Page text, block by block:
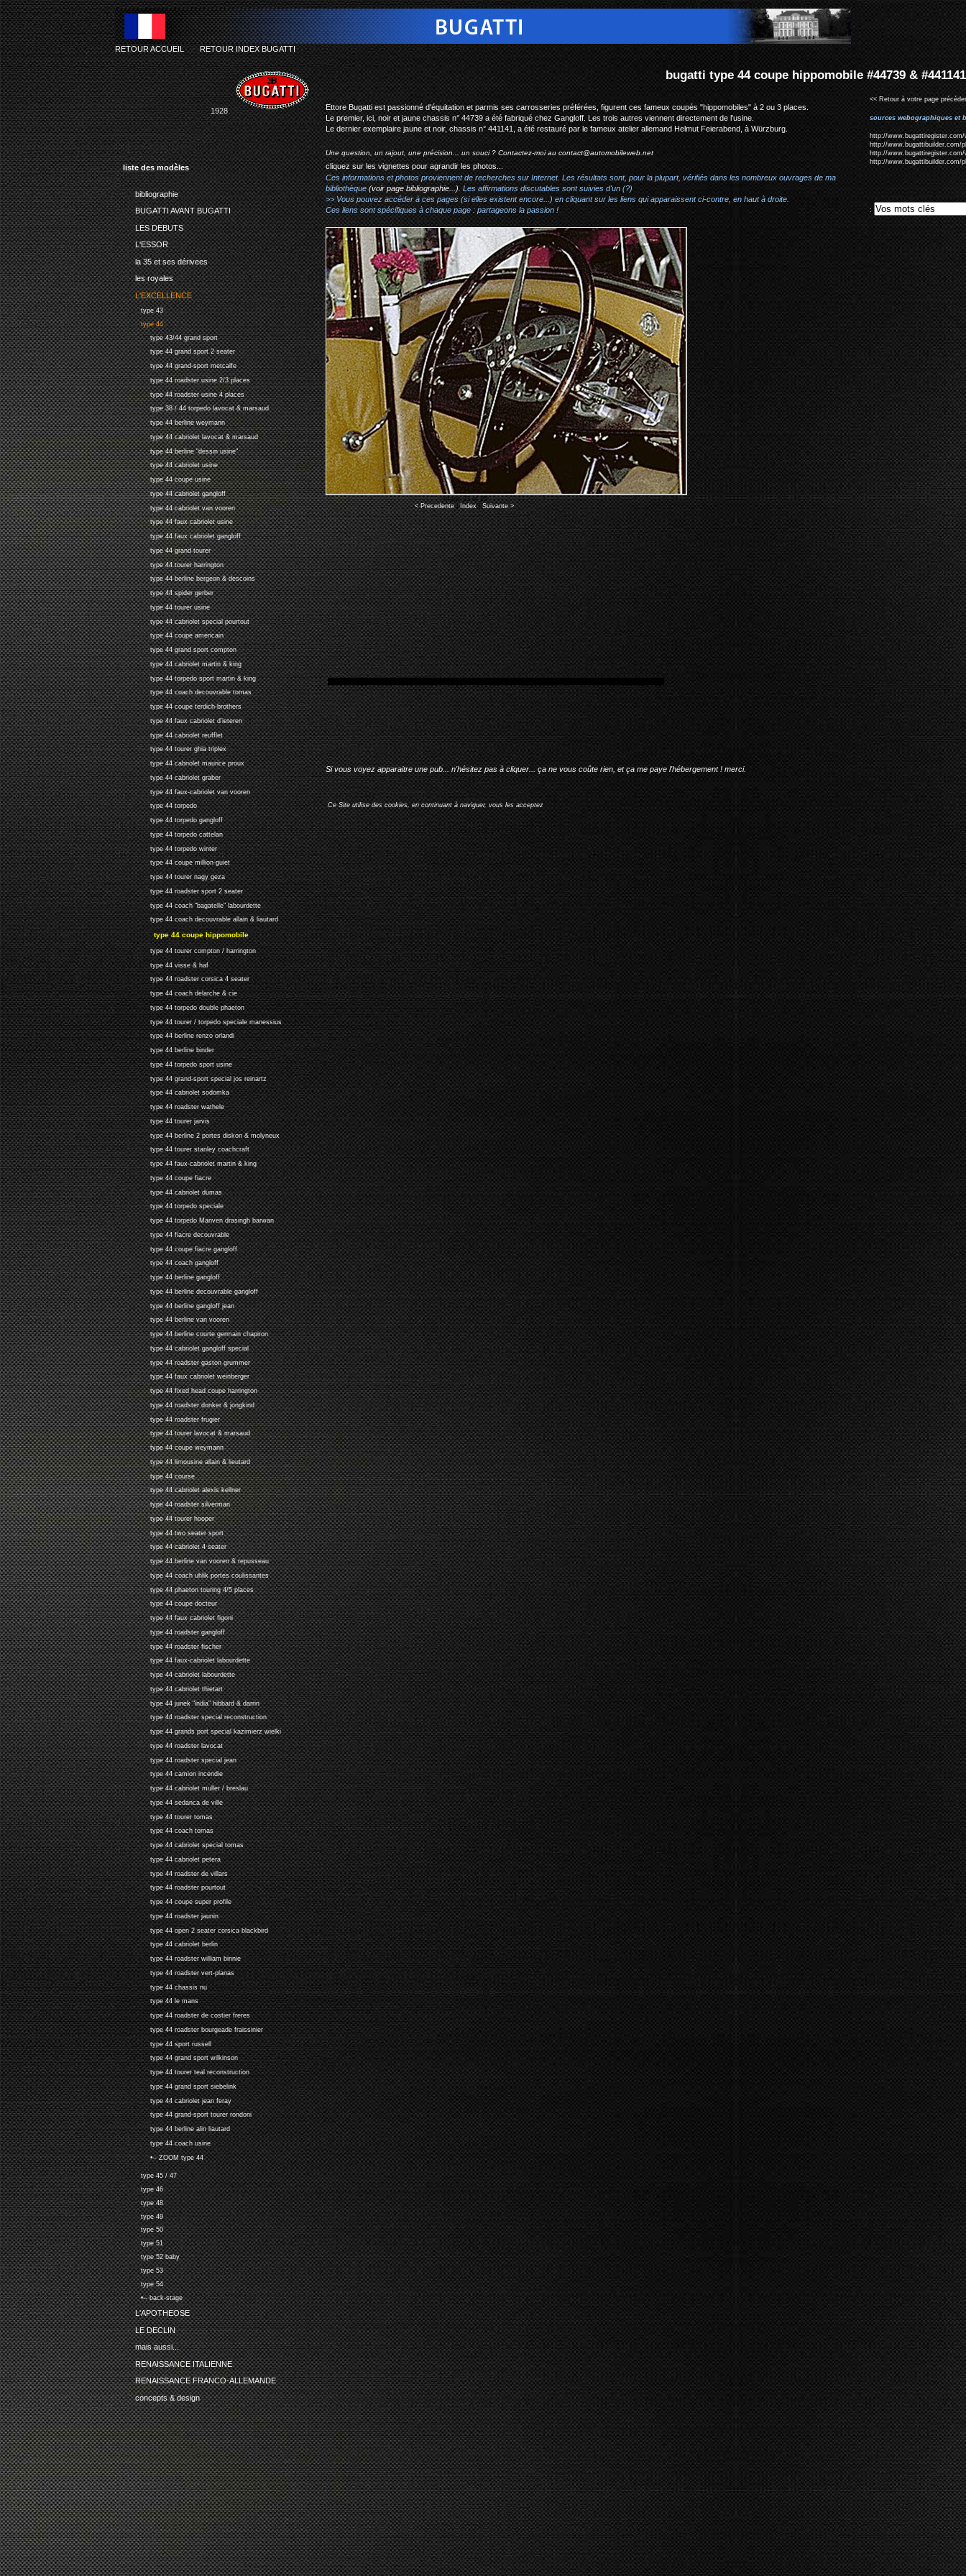
liste des modèles
bibliographie
BUGATTI AVANT BUGATTI
LES DEBUTS
L'ESSOR
la 35 et ses dérivees
les royales
L'EXCELLENCE
type 43
type 44
type 43/44 grand sport
type 44 grand sport 2 seater
type 44 grand-sport metcalfe
type 44 roadster usine 2/3 places
type 44 roadster usine 4 places
type 38 / 44 torpedo lavocat & marsaud
type 44 berline weymann
type 44 cabriolet lavocat & marsaud
type 44 berline "dessin usine"
type 44 cabriolet usine
type 44 coupe usine
type 44 cabriolet gangloff
type 44 cabriolet van vooren
type 44 faux cabriolet usine
type 44 faux cabriolet gangloff
type 44 grand tourer
type 44 tourer harrington
type 44 berline bergeon & descoins
type 44 spider gerber
type 44 tourer usine
type 44 cabriolet special pourtout
type 44 coupe americain
type 44 grand sport compton
type 44 cabriolet martin & king
type 44 torpedo sport martin & king
type 44 coach decouvrable tomas
type 44 coupe terdich-brothers
type 44 faux cabriolet d'ieteren
type 44 cabriolet reufflet
type 44 tourer ghia triplex
type 44 cabriolet maurice proux
type 44 cabriolet graber
type 44 faux-cabriolet van vooren
type 44 torpedo
type 44 torpedo gangloff
type 44 torpedo cattelan
type 44 torpedo winter
type 44 coupe million-guiet
type 44 tourer nagy geza
type 44 roadster sport 2 seater
type 44 coach "bagatelle" labourdette
type 44 coach decouvrable allain & liautard
type 44 coupe hippomobile
type 44 tourer compton / harrington
type 44 visse & haf
type 44 roadster corsica 4 seater
type 44 coach delarche & cie
type 44 torpedo double phaeton
type 44 tourer / torpedo speciale manessius
type 44 berline renzo orlandi
type 44 berline binder
type 44 torpedo sport usine
type 44 grand-sport special jos reinartz
type 44 cabriolet sodomka
type 44 roadster wathele
type 44 tourer jarvis
type 44 berline 2 portes diskon & molyneux
type 44 tourer stanley coachcraft
type 44 faux-cabriolet martin & king
type 44 coupe fiacre
type 44 cabriolet dumas
type 44 torpedo speciale
type 44 torpedo Manven drasingh barwan
type 44 fiacre decouvrable
type 44 coupe fiacre gangloff
type 44 coach gangloff
type 44 berline gangloff
type 44 berline decouvrable gangloff
type 44 berline gangloff jean
type 44 berline van vooren
type 44 berline courte germain chapiron
type 44 cabriolet gangloff special
type 44 roadster gaston grummer
type 44 faux cabriolet weinberger
type 44 fixed head coupe harrington
type 44 roadster donker & jongkind
type 44 roadster frugier
type 44 tourer lavocat & marsaud
type 44 coupe weymann
type 44 limousine allain & lieutard
type 44 course
type 44 cabriolet alexis kellner
type 44 roadster silverman
type 44 tourer hooper
type 44 two seater sport
type 44 cabriolet 4 seater
type 44 berline van vooren & repusseau
type 44 coach uhlik portes coulissantes
type 44 phaeton touring 4/5 places
type 44 coupe docteur
type 44 faux cabriolet figoni
type 44 roadster gangloff
type 44 roadster fischer
type 44 faux-cabriolet labourdette
type 44 cabriolet labourdette
type 44 cabriolet thietart
type 44 junek "india" hibbard & darrin
type 44 roadster special reconstruction
type 44 grands port special kazimierz wielki
type 44 roadster lavocat
type 44 roadster special jean
type 44 camion incendie
type 44 cabriolet muller / breslau
type 44 sedanca de ville
type 44 tourer tomas
type 44 coach tomas
type 44 cabriolet special tomas
type 44 cabriolet petera
type 44 roadster de villars
type 44 roadster pourtout
type 44 coupe super profile
type 44 roadster jaunin
type 44 open 2 seater corsica blackbird
type 44 cabriolet berlin
type 44 roadster william binnie
type 44 roadster vert-planas
type 44 chassis nu
type 44 le mans
type 44 roadster de costier freres
type 44 roadster bourgeade fraissinier
type 44 sport russell
type 44 grand sport wilkinson
type 44 tourer teal reconstruction
type 44 grand sport siebelink
type 44 cabriolet jean feray
type 44 grand-sport tourer rondoni
type 44 berline alin liautard
type 44 coach usine
•-- ZOOM type 44
type 45 / 47
type 46
type 48
type 49
type 50
type 51
type 52 baby
type 53
type 54
•-- back-stage
L'APOTHEOSE
LE DECLIN
mais aussi...
RENAISSANCE ITALIENNE
RENAISSANCE FRANCO-ALLEMANDE
concepts & design
bugatti type 44 coupe hippomobile #44739 & #441141
RETOUR ACCUEIL-RETOUR INDEX BUGATTI
1928
Ettore Bugatti est passionné d'équitation et parmis ses carrosseries préférées, figurent ces fameux coupés "hippomobiles" à 2 ou 3 places.
Le premier, ici, noir et jaune chassis n° 44739 a été fabriqué chez Gangloff. Les trois autres viennent directement de l'usine.
Le dernier exemplaire jaune et noir, chassis n° 441141, a été restauré par le fameux atelier allemand Helmut Feierabend, à Würzburg.
Une question, un rajout, une précision... un souci ? Contactez-moi aucontact@automobileweb.net
cliquez sur les vignettes pour agrandir les photos...
Ces informations et photos proviennent de recherches sur Internet. Les résultats sont, pour la plupart, vérifiés dans les nombreux ouvrages de ma
bibliothèque(voir page bibliographie...). Les affirmations discutables sont suivies d'un (?)
>> Vous pouvez accéder à ces pages (si elles existent encore...) en cliquant sur les liens qui apparaissent ci-contre, en haut à droite.
Ces liens sont spécifiques à chaque page : partageons la passion !
Image 23 of 25
< Precedente|Index|Suivante >
Si vous voyez apparaitre une pub... n'hésitez pas à cliquer... ça ne vous coûte rien, et ça me paye l'hébergement ! merci.
Ce Site utilise des cookies, en continuant à naviguer, vous les acceptez
<< Retour à votre page
sources webographiques et
http://
http://www.bugattibuilder.com/
http://www.bugattiregister.com/
http://www.bugattibuilder.com/
: